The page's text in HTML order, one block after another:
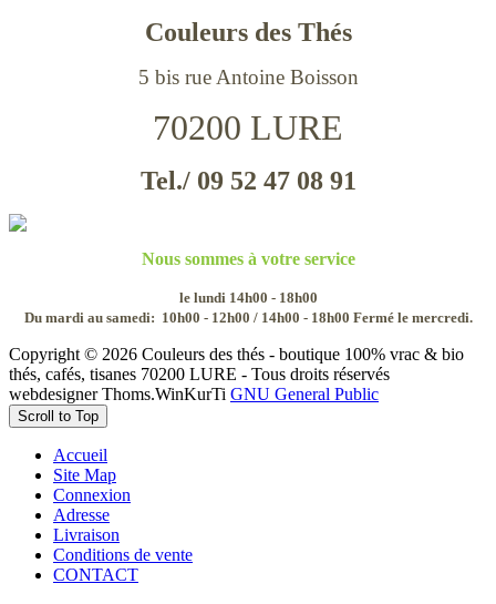
Couleurs des Thés
5 bis rue Antoine Boisson
70200 LURE
Tel./ 09 52 47 08 91
Nous sommes à votre service
le lundi 14h00 - 18h00
Du mardi au samedi: 10h00 - 12h00 / 14h00 - 18h00 Fermé le mercredi.
Copyright © 2026 Couleurs des thés - boutique 100% vrac & bio
thés, cafés, tisanes 70200 LURE - Tous droits réservés
webdesigner Thoms.WinKurTi GNU General Public
Scroll to Top
Accueil
Site Map
Connexion
Adresse
Livraison
Conditions de vente
CONTACT